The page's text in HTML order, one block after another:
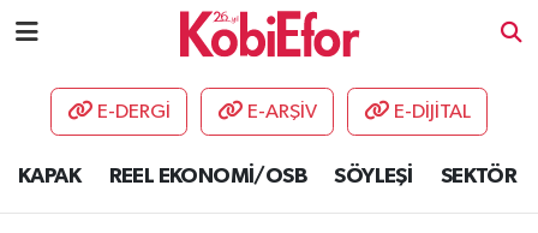
E-DERGİ E-ARŞİV E-DİJİTAL
KAPAK REEL EKONOMİ/OSB SÖYLEŞİ SEKTÖR
AKADEMİ
DESTEK-TEŞVİK